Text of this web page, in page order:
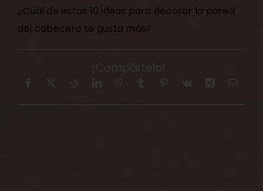
¿Cuál de estas 10 ideas para decorar la pared
del cabecero te gusta más?